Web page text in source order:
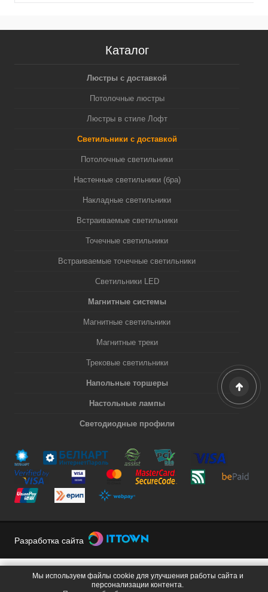
Каталог
Люстры с доставкой
Потолочные люстры
Люстры в стиле Лофт
Светильники с доставкой
Потолочные светильники
Настенные светильники (бра)
Накладные светильники
Встраиваемые светильники
Точечные светильники
Встраиваемые точечные светильники
Светильники LED
Магнитные системы
Магнитные светильники
Магнитные треки
Трековые светильники
Напольные торшеры
Настольные лампы
Светодиодные профили
Разработка сайта
Мы используем файлы cookie для улучшения работы сайта и
персонализации контента.